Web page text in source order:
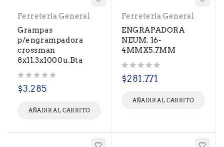
Ferretería General
Grampas
p/engrampadora
crossman
8x11.3x1000u.Bta
$3.285
AÑADIR AL CARRITO
Ferretería General
ENGRAPADORA
NEUM. 16-
4MMX5.7MM
$281.771
AÑADIR AL CARRITO